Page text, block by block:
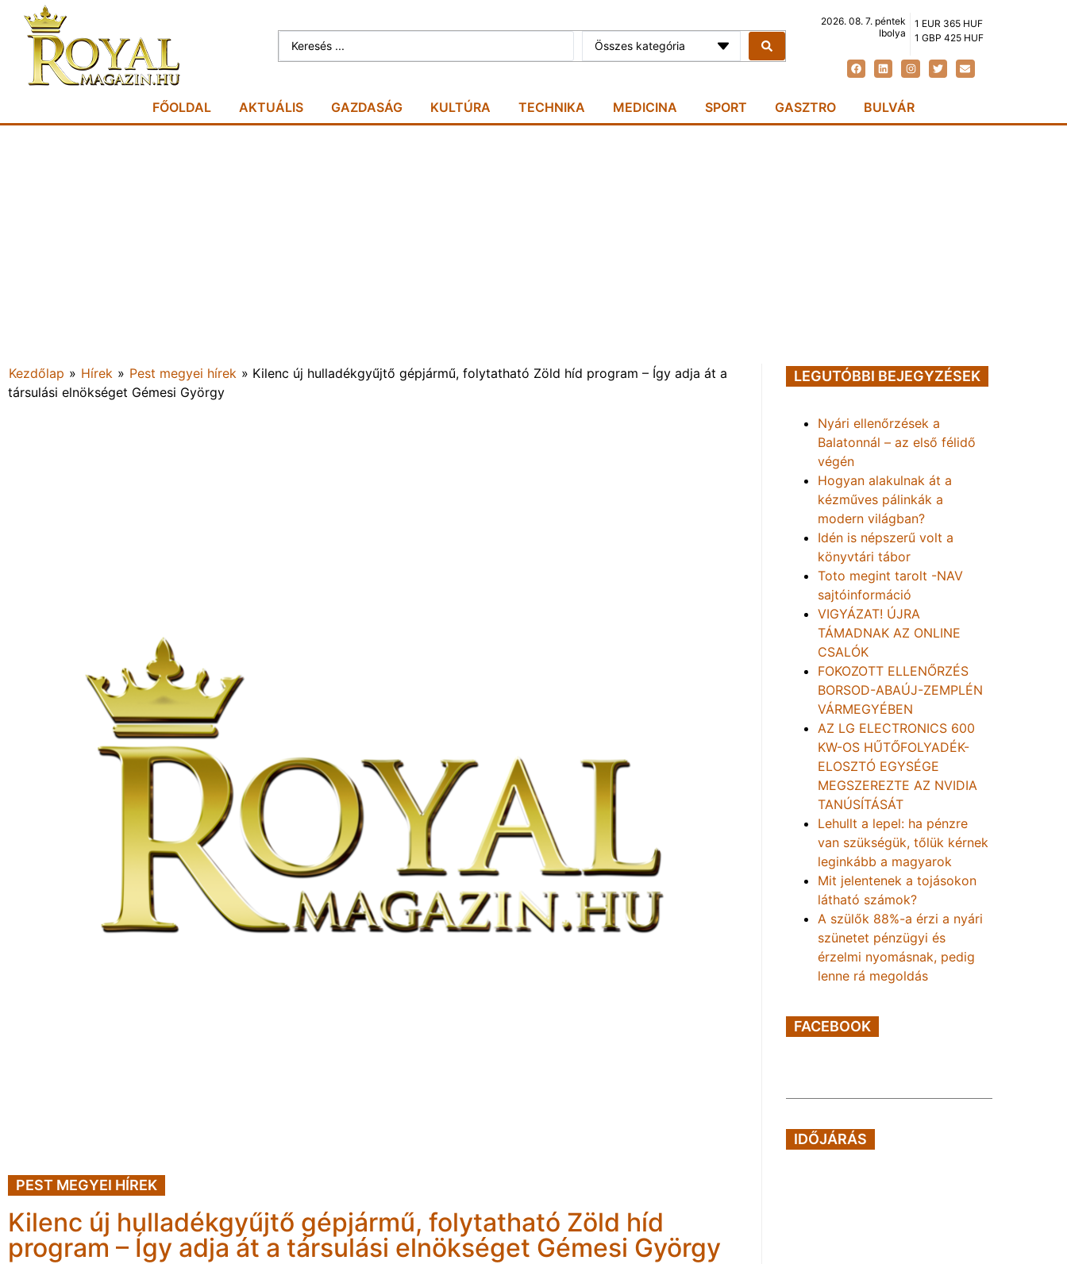
Összes kategória
2026. 08. 7. péntek
Ibolya
1 EUR 365 HUF
1 GBP 425 HUF
FŐOLDAL AKTUÁLIS GAZDASÁG KULTÚRA TECHNIKA MEDICINA SPORT GASZTRO BULVÁR
Kezdőlap » Hírek » Pest megyei hírek » Kilenc új hulladékgyűjtő gépjármű, folytatható Zöld híd program – Így adja át a
társulási elnökséget Gémesi György
PEST MEGYEI HÍREK
Kilenc új hulladékgyűjtő gépjármű, folytatható Zöld híd
program – Így adja át a társulási elnökséget Gémesi György
LEGUTÓBBI BEJEGYZÉSEK
Nyári ellenőrzések a
Balatonnál – az első félidő
végén
Hogyan alakulnak át a
kézműves pálinkák a
modern világban?
Idén is népszerű volt a
könyvtári tábor
Toto megint tarolt -NAV
sajtóinformáció
VIGYÁZAT! ÚJRA
TÁMADNAK AZ ONLINE
CSALÓK
FOKOZOTT ELLENŐRZÉS
BORSOD-ABAÚJ-ZEMPLÉN
VÁRMEGYÉBEN
AZ LG ELECTRONICS 600
KW-OS HŰTŐFOLYADÉK-
ELOSZTÓ EGYSÉGE
MEGSZEREZTE AZ NVIDIA
TANÚSÍTÁSÁT
Lehullt a lepel: ha pénzre
van szükségük, tőlük kérnek
leginkább a magyarok
Mit jelentenek a tojásokon
látható számok?
A szülők 88%-a érzi a nyári
szünetet pénzügyi és
érzelmi nyomásnak, pedig
lenne rá megoldás
FACEBOOK
IDŐJÁRÁS